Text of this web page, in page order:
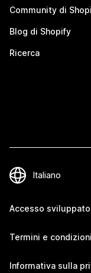
Community di
Blog di Shopify
Ricerca
Accesso
Termini e
Informativa sulla